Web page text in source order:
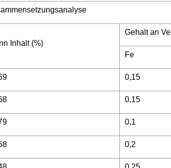
Inhalt (%)
Gehalt an
Fe
0,15
0,15
0,1
0,2